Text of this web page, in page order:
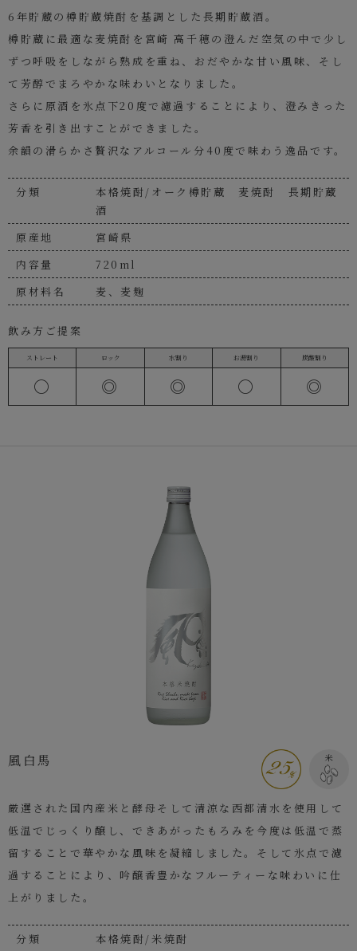
6年貯蔵の樽貯蔵焼酎を基調とした長期貯蔵酒。
樽貯蔵に最適な麦焼酎を宮崎 高千穂の澄んだ空気の中で少し
ずつ呼吸をしながら熟成を重ね、おだやかな甘い風味、そし
て芳醇でまろやかな味わいとなりました。
さらに原酒を氷点下20度で濾過することにより、澄みきった
芳香を引き出すことができました。
余韻の滑らかさ贅沢なアルコール分40度で味わう逸品です。
分類
本格焼酎/オーク樽貯蔵 麦焼酎 長期貯蔵
酒
原産地
宮崎県
内容量
720ml
原材料名
麦、麦麹
飲み方ご提案
ストレート
〇
ロック
◎
水割り
◎
お湯割り
〇
炭酸割り
◎
風白馬
厳選された国内産米と酵母そして清涼な西都清水を使用して
低温でじっくり醸し、できあがったもろみを今度は低温で蒸
留することで華やかな風味を凝縮しました。そして氷点で濾
過することにより、吟醸香豊かなフルーティーな味わいに仕
上がりました。
分類
本格焼酎/米焼酎